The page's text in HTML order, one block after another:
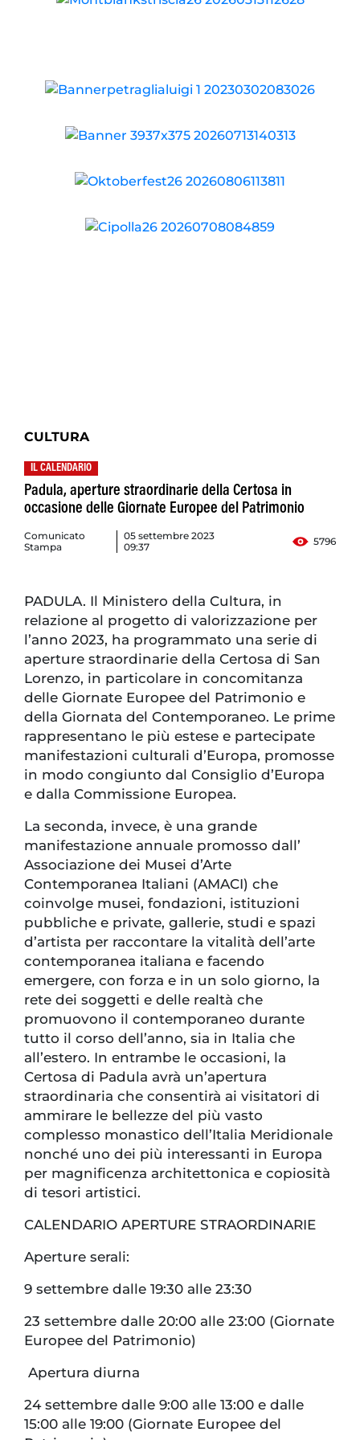
CULTURA
IL CALENDARIO
Padula, aperture straordinarie della Certosa in
occasione delle Giornate Europee del Patrimonio
Comunicato
Stampa
05 settembre 2023
09:37
5796
PADULA. Il Ministero della Cultura, in
relazione al progetto di valorizzazione per
l’anno 2023, ha programmato una serie di
aperture straordinarie della Certosa di San
Lorenzo, in particolare in concomitanza
delle Giornate Europee del Patrimonio e
della Giornata del Contemporaneo. Le prime
rappresentano le più estese e partecipate
manifestazioni culturali d’Europa, promosse
in modo congiunto dal Consiglio d’Europa
e dalla Commissione Europea.
La seconda, invece, è una grande
manifestazione annuale promosso dall’
Associazione dei Musei d’Arte
Contemporanea Italiani (AMACI) che
coinvolge musei, fondazioni, istituzioni
pubbliche e private, gallerie, studi e spazi
d’artista per raccontare la vitalità dell’arte
contemporanea italiana e facendo
emergere, con forza e in un solo giorno, la
rete dei soggetti e delle realtà che
promuovono il contemporaneo durante
tutto il corso dell’anno, sia in Italia che
all’estero. In entrambe le occasioni, la
Certosa di Padula avrà un’apertura
straordinaria che consentirà ai visitatori di
ammirare le bellezze del più vasto
complesso monastico dell’Italia Meridionale
nonché uno dei più interessanti in Europa
per magnificenza architettonica e copiosità
di tesori artistici.
CALENDARIO APERTURE STRAORDINARIE
Aperture serali:
9 settembre dalle 19:30 alle 23:30
23 settembre dalle 20:00 alle 23:00 (Giornate
Europee del Patrimonio)
Apertura diurna
24 settembre dalle 9:00 alle 13:00 e dalle
15:00 alle 19:00 (Giornate Europee del